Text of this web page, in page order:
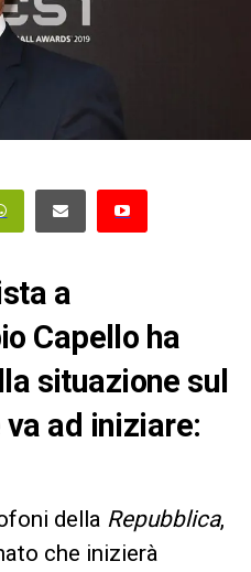
a
Capello ha
situazione sul
ad iniziare:
della Repubblica,
che inizierà